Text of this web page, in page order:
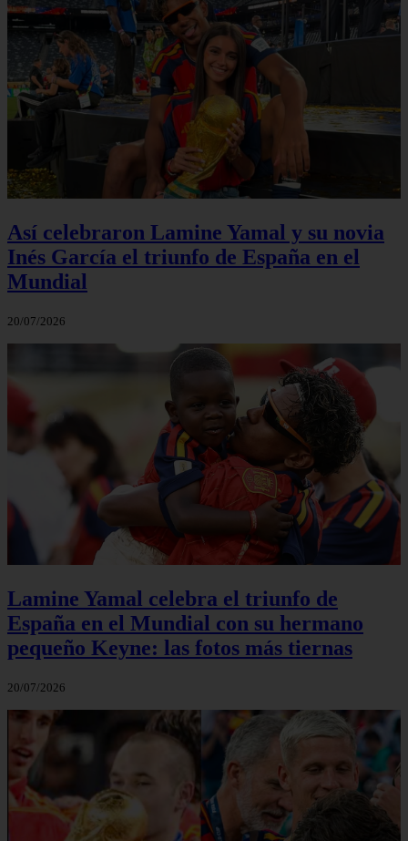
Así celebraron Lamine Yamal y su novia
Inés García el triunfo de España en el
Mundial
20/07/2026
Lamine Yamal celebra el triunfo de
España en el Mundial con su hermano
pequeño Keyne: las fotos más tiernas
20/07/2026